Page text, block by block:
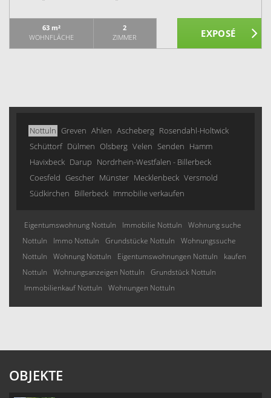
63 m²
WOHNFLÄCHE
2
ZIMMER
Nottuln Greven Ahlen Ascheberg Rosendahl-Holtwick
Schüttorf Dülmen Olsberg Velen Senden Hamm
Havixbeck Darup Nordrhein-Westfalen - Billerbeck
Coesfeld Gescher Münster Mecklenbeck Versmold
Südkirchen Billerbeck Immobilie verkaufen
Eigentumswohnung Nottuln Immobilie Nottuln
Wohnung suche
Nottuln
Immo Nottuln Grundstücke Nottuln
Wohnungssuche
Nottuln
Wohnung Nottuln Eigentumswohnungen Nottuln
kaufen
Nottuln
Wohnungsanzeigen Nottuln
Grundstück Nottuln
Immobilienkauf Nottuln
Wohnungen Nottuln
OBJEKTE